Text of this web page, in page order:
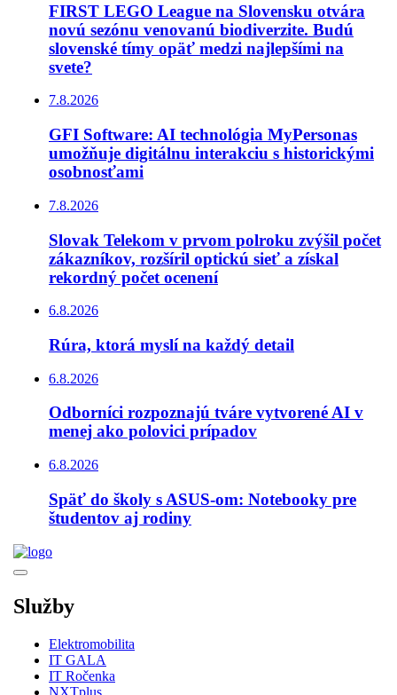
FIRST LEGO League na Slovensku otvára
novú sezónu venovanú biodiverzite. Budú
slovenské tímy opäť medzi najlepšími na
svete?
7.8.2026
GFI Software: AI technológia MyPersonas
umožňuje digitálnu interakciu s historickými
osobnosťami
7.8.2026
Slovak Telekom v prvom polroku zvýšil počet
zákazníkov, rozšíril optickú sieť a získal
rekordný počet ocenení
6.8.2026
Rúra, ktorá myslí na každý detail
6.8.2026
Odborníci rozpoznajú tváre vytvorené AI v
menej ako polovici prípadov
6.8.2026
Späť do školy s ASUS-om: Notebooky pre
študentov aj rodiny
Služby
Elektromobilita
IT GALA
IT Ročenka